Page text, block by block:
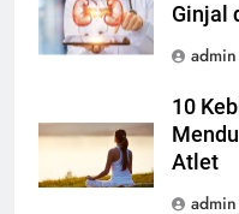
Ginjal
admin
10
Atlet
admin